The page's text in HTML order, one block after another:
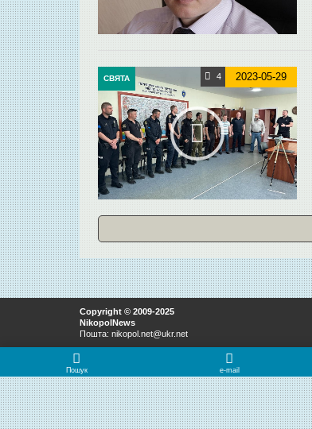
СВЯТА 2023-05-29
4
Copyright © 2009-2025
NikopolNews
Пошта: nikopol.net@ukr.net
Пошук e-mail